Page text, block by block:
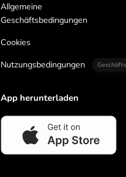
Allgemeine
Geschäftsbedingungen
Cookies
Nutzungsbedingungen
App herunterladen